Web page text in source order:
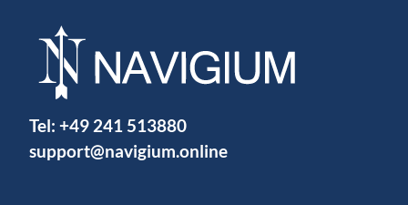
Tel: +49 241 513880
support@navigium.online